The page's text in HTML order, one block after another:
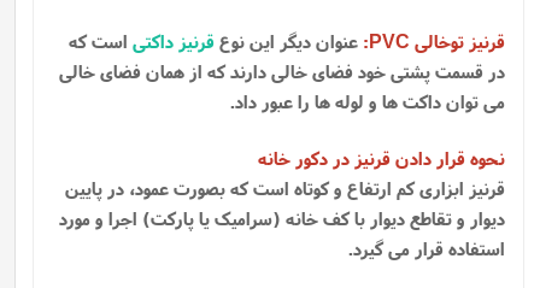
قرنیز توخالی PVC
: عنوان دیگر این نوعقرنیز داکتی است که
در قسمت پشتی خود فضای خالی دارند که از همان فضای خالی
می توان داکت ها و لوله ها را عبور داد.
نحوه قرار دادن قرنیز در دکور خانه
قرنیز ابزاری کم ارتفاع و کوتاه است که بصورت عمود، در پایین
دیوار و تقاطع دیوار با کف خانه (سرامیک یا پارکت) اجرا و مورد
استفاده قرار می گیرد.